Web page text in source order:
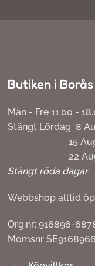
Butiken i
Mån - Fre 11.00 -
Stängt Lördag 8
15
22
Stängt röda dagar
Webbshop alltid
Org.nr: 916896-
Momsnr